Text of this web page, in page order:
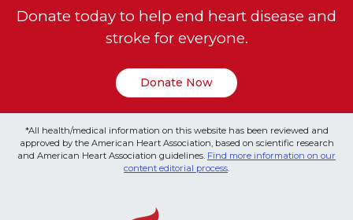
Donate today to help end heart disease and
stroke for everyone.
Donate Now
*All health/medical information on this website has been reviewed and
approved by the American Heart Association, based on scientific research
and American Heart Association guidelines. Find more information on our
content editorial process.